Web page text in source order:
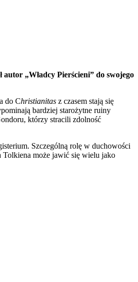
autor „Władcy Pierścieni” do swojego
do Christianitas z czasem stają się
bardziej starożytne ruiny
którzy stracili zdolność
Szczególną rolę w duchowości
Tolkiena może jawić się wielu jako